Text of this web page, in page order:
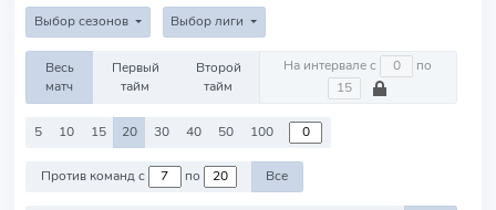
Выбор сезонов Выбор лиги
Весь
матч
Первый
тайм
Второй
тайм
На интервале с по
5 10 15 20 30 40 50 100
Против команд с по Все